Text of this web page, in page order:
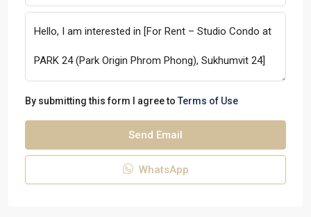
By submitting this form I agree to Terms of Use
Send Email
WhatsApp